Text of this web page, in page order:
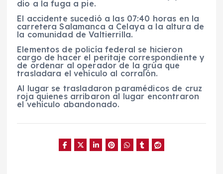
dio a la fuga a pie.
El accidente sucedió a las 07:40 horas en la
carretera Salamanca a Celaya a la altura de
la comunidad de Valtierrilla.
Elementos de policía federal se hicieron
cargo de hacer el peritaje correspondiente y
de ordenar al operador de la grúa que
trasladara el vehículo al corralón.
Al lugar se trasladaron paramédicos de cruz
roja quienes arribaron al lugar encontraron
el vehículo abandonado.